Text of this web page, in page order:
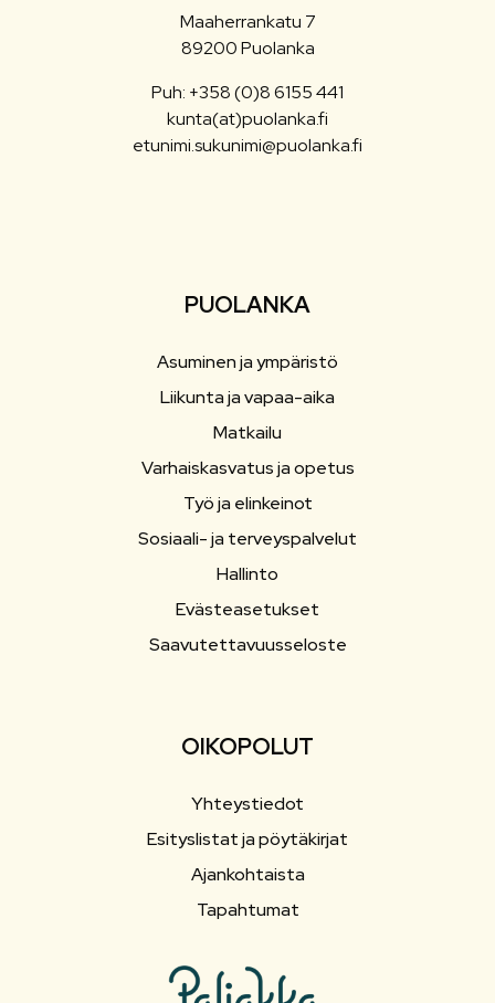
Maaherrankatu 7
89200 Puolanka
Puh: +358 (0)8 6155 441
kunta(at)puolanka.fi
etunimi.sukunimi@puolanka.fi
PUOLANKA
Asuminen ja ympäristö
Liikunta ja vapaa-aika
Matkailu
Varhaiskasvatus ja opetus
Työ ja elinkeinot
Sosiaali- ja terveyspalvelut
Hallinto
Evästeasetukset
Saavutettavuusseloste
OIKOPOLUT
Yhteystiedot
Esityslistat ja pöytäkirjat
Ajankohtaista
Tapahtumat